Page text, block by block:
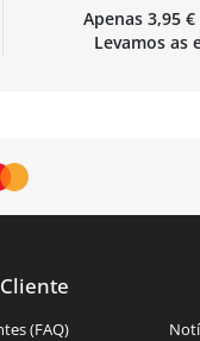
Apenas 3,95
Levamos as
(FAQ)